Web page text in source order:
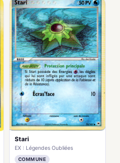
Stari
EX : Légendes Oubliées
COMMUNE